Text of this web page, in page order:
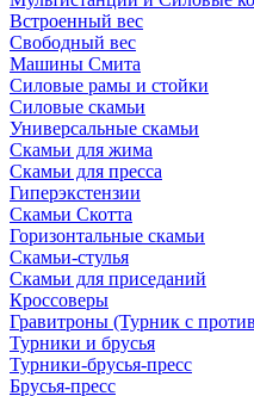
Встроенный вес
Свободный вес
Машины Смита
Силовые рамы и стойки
Силовые скамьи
Универсальные скамьи
Скамьи для жима
Скамьи для пресса
Гиперэкстензии
Скамьи Скотта
Горизонтальные скамьи
Скамьи-стулья
Скамьи для приседаний
Кроссоверы
Гравитроны (Турник с
Турники и брусья
Турники-брусья-пресс
Брусья-пресс